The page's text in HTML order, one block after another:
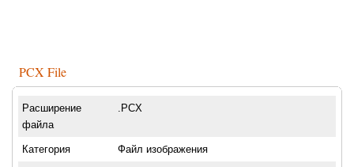
PCX File
Расширение
файла
.PCX
Категория Файл изображения